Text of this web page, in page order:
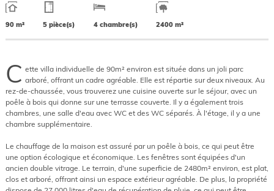
90 m² 5 pièce(s) 4 chambre(s) 2400 m²
C ette villa individuelle de 90m² environ est située dans un joli parc
arboré, offrant un cadre agréable. Elle est répartie sur deux niveaux. Au
rez-de-chaussée, vous trouverez une cuisine ouverte sur le séjour, avec un
poêle à bois qui donne sur une terrasse couverte. Il y a également trois
chambres, une salle d'eau avec WC et des WC séparés. À l'étage, il y a une
chambre supplémentaire.
Le chauffage de la maison est assuré par un poêle à bois, ce qui peut être
une option écologique et économique. Les fenêtres sont équipées d'un
ancien double vitrage. Le terrain, d'une superficie de 2480m² environ, est plat,
clos et arboré, offrant ainsi un espace extérieur agréable. De plus, la propriété